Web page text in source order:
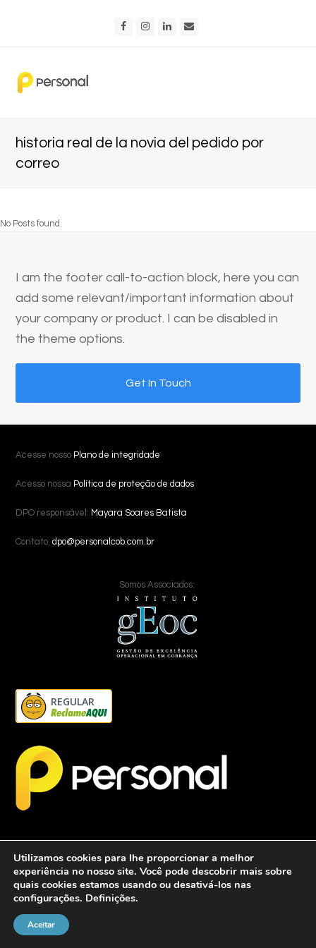
FacebookInstagram
LinkedIn
historia real de la novia del pedido por
correo
No Posts found.
I am the footer call-to-action block, here you can
add some relevant/important information about
your company or product. I can be disabled in
the theme options.
Get In Touch
Acesse nosso Plano de integridade
Acesso nossa Política de proteção de dados
DPO responsável: Mayara Soares Batista
Contato:dpo@personalcob.com.br
Somos Associados:
REGULAR
2026 - Personalcob - CNPJ: 12.837.042/0001-60- Todos direitos
Utilizamos cookies para lhe proporcionar a melhor
experiência no nosso site. Você pode descobrir mais sobre
quais cookies estamos usando ou desativá-los nas
configurações. Definições.
Aceitar